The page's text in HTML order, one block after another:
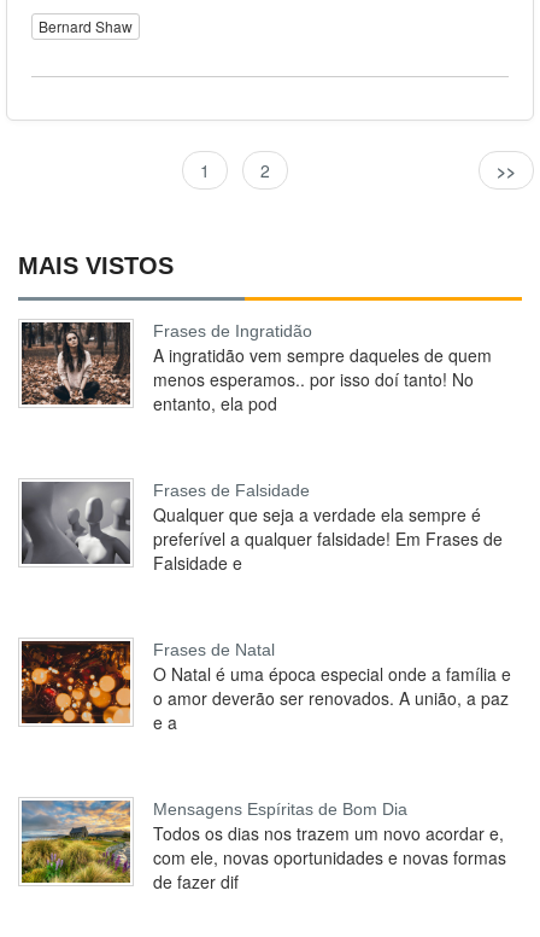
Bernard Shaw
1 2 >>
MAIS VISTOS
Frases de Ingratidão
A ingratidão vem sempre daqueles de quem
menos esperamos.. por isso doí tanto! No
entanto, ela pod
Frases de Falsidade
Qualquer que seja a verdade ela sempre é
preferível a qualquer falsidade! Em Frases de
Falsidade e
Frases de Natal
O Natal é uma época especial onde a família e
o amor deverão ser renovados. A união, a paz
e a
Mensagens Espíritas de Bom Dia
Todos os dias nos trazem um novo acordar e,
com ele, novas oportunidades e novas formas
de fazer dif